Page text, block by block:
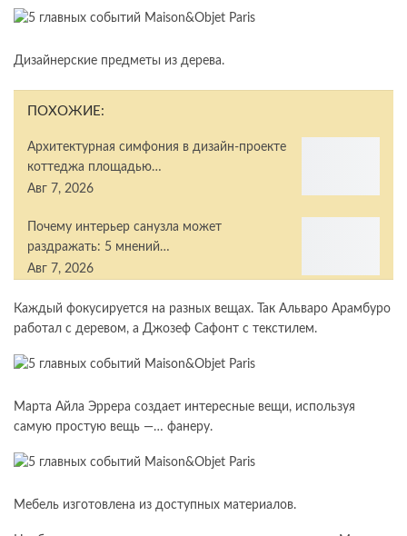
Дизайнерские предметы из дерева.
ПОХОЖИЕ:
Архитектурная симфония в дизайн-проекте
коттеджа площадью…
Авг 7, 2026
Почему интерьер санузла может
раздражать: 5 мнений…
Авг 7, 2026
Каждый фокусируется на разных вещах. Так Альваро Арамбуро
работал с деревом, а Джозеф Сафонт с текстилем.
Марта Айла Эррера создает интересные вещи, используя
самую простую вещь —… фанеру.
Мебель изготовлена ​​из доступных материалов.